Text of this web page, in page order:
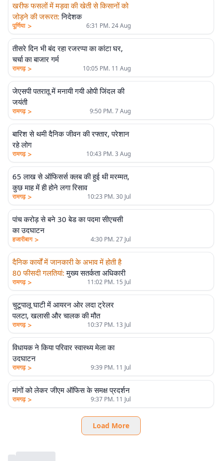
खरीफ फसलों में मड़वा की खेती से किसानों को
जोड़ने की जरूरत: निदेशक
पूर्णिया > 6:31 PM. 24 Aug
तीसरे दिन भी बंद रहा रजरप्पा का कांटा घर,
चर्चा का बाजार गर्म
रामगढ़ > 10:05 PM. 11 Aug
जेएसपी पतरातू में मनायी गयी ओपी जिंदल की
जयंती
रामगढ़ > 9:50 PM. 7 Aug
बारिश से थमी दैनिक जीवन की रफ्तार, परेशान
रहे लोग
रामगढ़ > 10:43 PM. 3 Aug
65 लाख से ऑफिसर्स क्लब की हुई थी मरम्मत,
कुछ माह में ही होने लगा रिसाव
रामगढ़ > 10:23 PM. 30 Jul
पांच करोड़ से बने 30 बेड का पदमा सीएचसी
का उदघाटन
हजारीबाग > 4:30 PM. 27 Jul
दैनिक कार्यों में जानकारी के अभाव में होती है
80 फीसदी गलतियां: मुख्य सतर्कता अधिकारी
रामगढ़ > 11:02 PM. 15 Jul
चुटूपालू घाटी में आयरन ओर लदा ट्रेलर
पलटा, खलासी और चालक की मौत
रामगढ़ > 10:37 PM. 13 Jul
विधायक ने किया परिवार स्वास्थ्य मेला का
उदघाटन
रामगढ़ > 9:39 PM. 11 Jul
मांगों को लेकर जीएम ऑफिस के समक्ष प्रदर्शन
रामगढ़ > 9:37 PM. 11 Jul
Load More